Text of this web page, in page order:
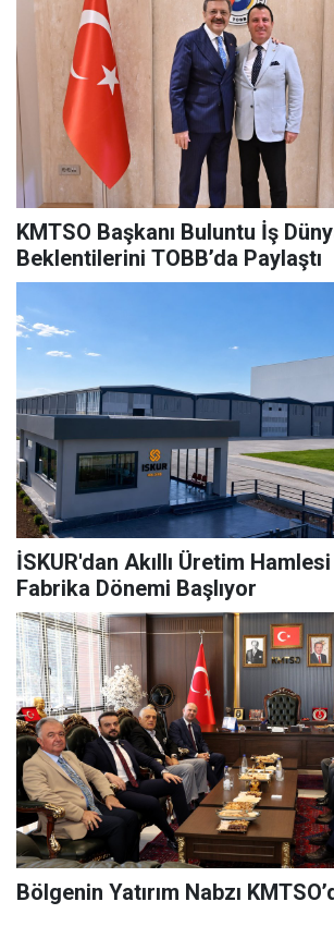
KMTSO Başkanı Buluntu İş
Beklentilerini TOBB’da Paylaştı
İSKUR'dan Akıllı Üretim
Fabrika Dönemi Başlıyor
Bölgenin Yatırım Nabzı